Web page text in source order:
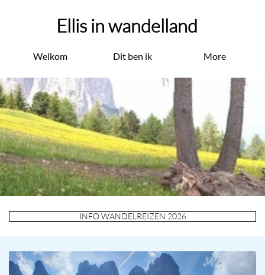
Ellis in wandelland
Welkom Dit ben ik More
INFO WANDELREIZEN 2026